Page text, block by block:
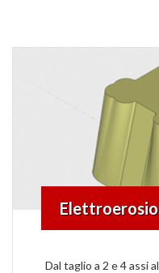
Dal taglio a 2 e 4 assi